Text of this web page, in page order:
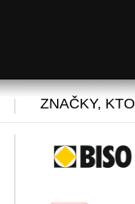
ZNAČKY,